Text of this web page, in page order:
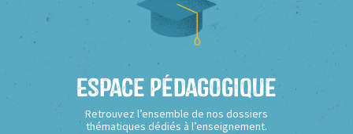
Espace Pédagogique
Retrouvez l’ensemble de nos dossiers
thématiques dédiés à l’enseignement.